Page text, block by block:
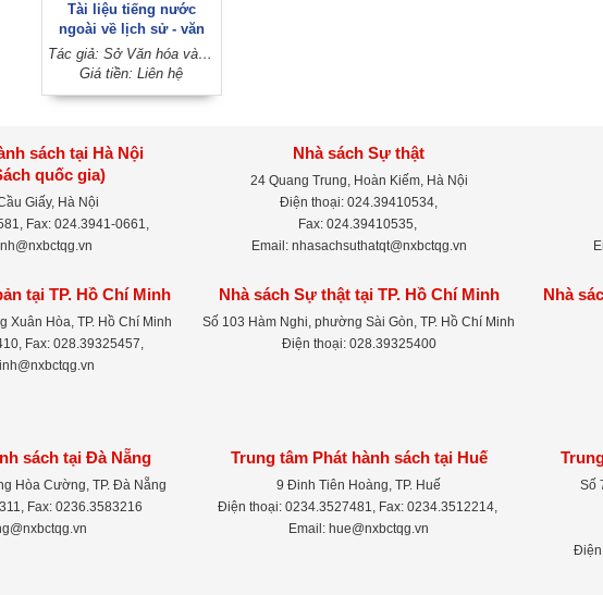
Tài liệu tiếng nước
ngoài về lịch sử - văn
hóa Ninh Bình
Tác giả: Sở Văn hóa và Thể thao - Ủy ban nhân dân tỉnh Ninh Bình
Giá tiền: Liên hệ
sách tại Hà Nội
quốc gia)
Giấy, Hà Nội
Fax: 024.3941-0661,
Nhà sách Sự thật
24 Quang Trung, Hoàn Kiếm, Hà Nội
Điện thoại: 024.39410534,
Fax: 024.39410535,
Email: nhasachsuthatqt@nxbctqg.vn
tại TP. Hồ Chí Minh
Xuân Hòa, TP. Hồ Chí Minh
Fax: 028.39325457,
Nhà sách Sự thật tại TP. Hồ Chí Minh
Số 103 Hàm Nghi, phường Sài Gòn, TP. Hồ Chí Minh
Điện thoại: 028.39325400
Nhà
sách tại Đà Nẵng
Hòa Cường, TP. Đà Nẵng
Fax: 0236.3583216
Trung tâm Phát hành sách tại Huế
9 Đinh Tiên Hoàng, TP. Huế
Điện thoại: 0234.3527481, Fax: 0234.3512214,
Email: hue@nxbctqg.vn
Số
Điện